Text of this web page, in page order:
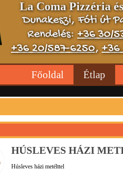
La Coma Pizzéria
Dunakeszi, Fóti út
Rendelés:+36 30/
+36 20/587-6250,+36
Főoldal Étlap
HÚSLEVES HÁZI
Húsleves házi metélttel